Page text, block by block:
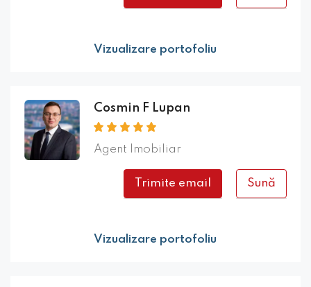
Vizualizare portofoliu
Cosmin F Lupan
Agent Imobiliar
Trimite email Sună
Vizualizare portofoliu